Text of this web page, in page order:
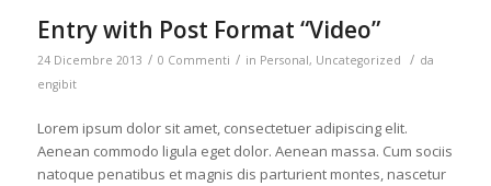
Entry with Post Format “Video”
24 Dicembre 2013 / 0 Commenti / in Personal, Uncategorized / da
engibit
Lorem ipsum dolor sit amet, consectetuer adipiscing elit.
Aenean commodo ligula eget dolor. Aenean massa. Cum sociis
natoque penatibus et magnis dis parturient montes, nascetur